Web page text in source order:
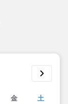
金 土